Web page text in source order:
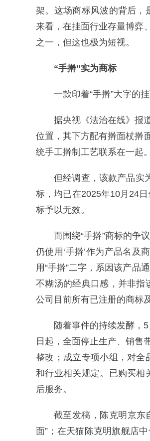
架。这场商标风波的背后，
来看，在挂面行业存量博弈
之一，但这也极为短视。
“手擀”实为商标
一款印着“手擀”大字的
据央视《法治在线》报
位置，其下方配有擀面杖擀
统手工擀制工艺联系在一起。
但经调查，该款产品实
标，均已在2025年10月24
标予以无效。
而围绕“手擀”商标的争
仍使用‘手擀’作为产品名及
用“手擀”二字，系因该产品
不糊汤的经典口感，并非指
公司目前所有已注册的商标
随着事件的持续发酵，
日起，全面停止生产、销售
整改；成立专项小组，对全
和行业相关规定。已购买相
后服务。
截至发稿，陈克明京东
面”；在天猫陈克明旗舰店